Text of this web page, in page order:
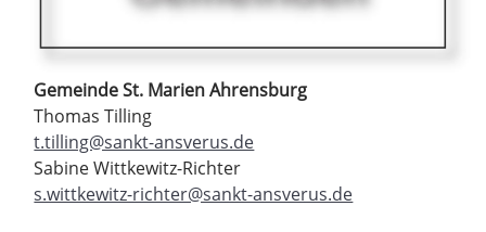
Gemeinde St. Marien Ahrensburg
Thomas Tilling
t.tilling@sankt-ansverus.de
Sabine Wittkewitz-Richter
s.wittkewitz-richter@sankt-ansverus.de